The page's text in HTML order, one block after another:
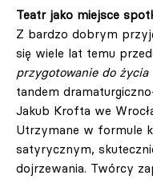
Teatr jako miejsce
Z bardzo dobrym
się wiele lat temu
przygotowanie do życia
tandem
Jakub Krofta we
Utrzymane w formule
satyrycznym,
dojrzewania. Twórcy